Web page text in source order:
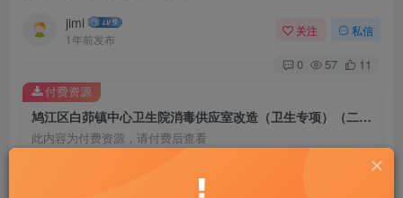
jimi
1年前发布
关注 私信
0 57 11
鸠江区白茆镇中心卫生院消毒供应室改造（卫生专项）（二次）招标公告
此内容为付费资源，请付费后查看
20
付费资源